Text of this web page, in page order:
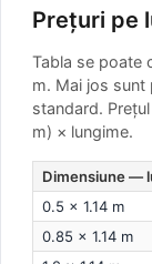
Prețuri pe
Tabla se poate
m. Mai jos sunt
standard.
m) × lungime.
Dimensiune —
0.5 × 1.14 m
0.85 × 1.14 m